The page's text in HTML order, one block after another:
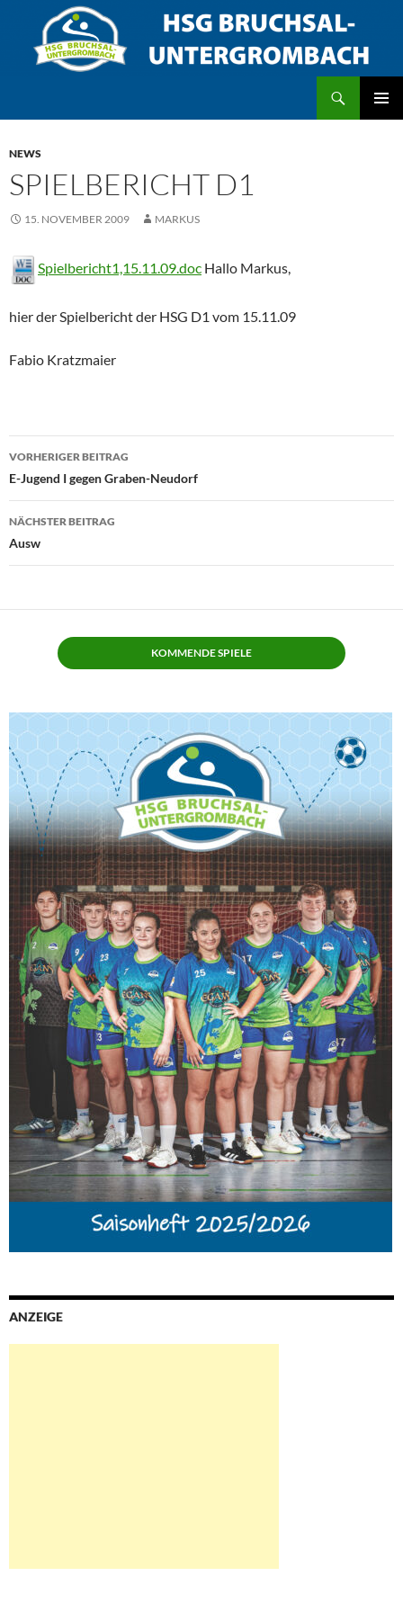
springen
NEWS
SPIELBERICHT D1
15. NOVEMBER 2009 MARKUS
Spielbericht1,15.11.09.doc Hallo Markus,
hier der Spielbericht der HSG D1 vom 15.11.09
Fabio Kratzmaier
Beitragsnavigation
VORHERIGER BEITRAG
E-Jugend I gegen Graben-Neudorf
NÄCHSTER BEITRAG
Ausw
KOMMENDE SPIELE
ANZEIGE